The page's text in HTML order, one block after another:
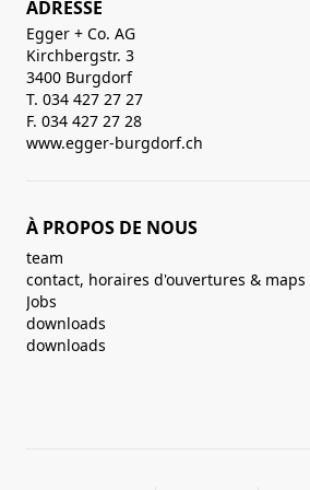
ADRESSE
Egger + Co. AG
Kirchbergstr. 3
3400 Burgdorf
T. 034 427 27 27
F. 034 427 27 28
www.egger-burgdorf.ch
À PROPOS DE NOUS
team
contact, horaires d'ouvertures & maps
Jobs
downloads
downloads